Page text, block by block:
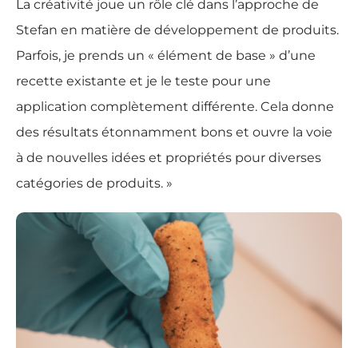
La créativité joue un rôle clé dans l’approche de
Stefan en matière de développement de produits.
Parfois, je prends un « élément de base » d’une
recette existante et je le teste pour une
application complètement différente. Cela donne
des résultats étonnamment bons et ouvre la voie
à de nouvelles idées et propriétés pour diverses
catégories de produits. »